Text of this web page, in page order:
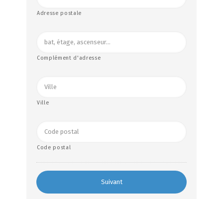
Adresse postale
Complément d'adresse
Ville
Code postal